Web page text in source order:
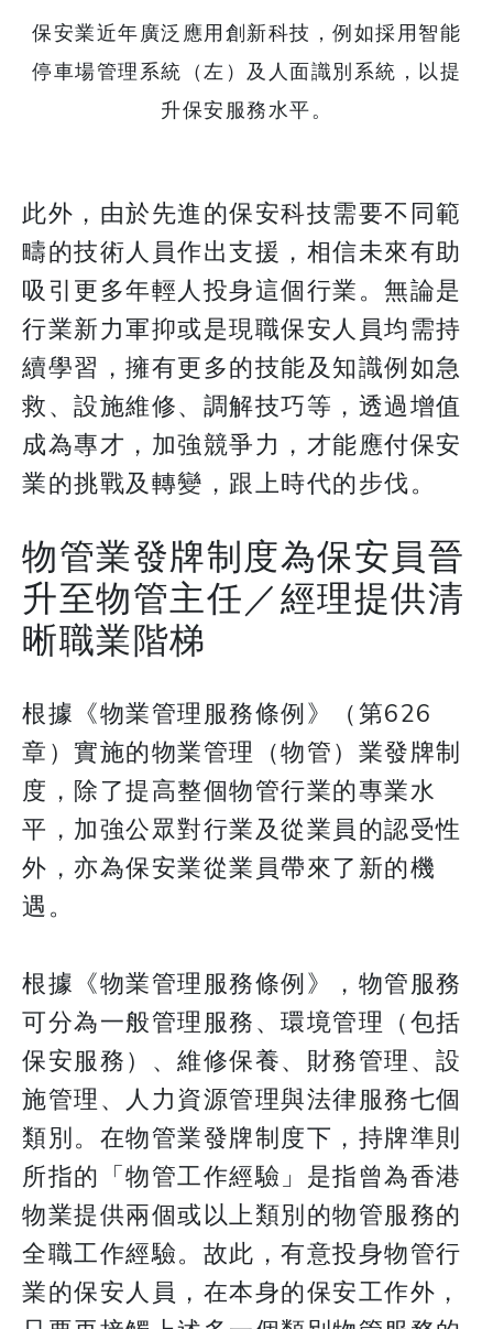
保安業近年廣泛應用創新科技，例如採用智能
停車場管理系統（左）及人面識別系統，以提
升保安服務水平。
此外，由於先進的保安科技需要不同範
疇的技術人員作出支援，相信未來有助
吸引更多年輕人投身這個行業。無論是
行業新力軍抑或是現職保安人員均需持
續學習，擁有更多的技能及知識例如急
救、設施維修、調解技巧等，透過增值
成為專才，加強競爭力，才能應付保安
業的挑戰及轉變，跟上時代的步伐。
物管業發牌制度為保安員晉
升至物管主任／經理提供清
晰職業階梯
根據《物業管理服務條例》（第626
章）實施的物業管理（物管）業發牌制
度，除了提高整個物管行業的專業水
平，加強公眾對行業及從業員的認受性
外，亦為保安業從業員帶來了新的機
遇。
根據《物業管理服務條例》，物管服務
可分為一般管理服務、環境管理（包括
保安服務）、維修保養、財務管理、設
施管理、人力資源管理與法律服務七個
類別。在物管業發牌制度下，持牌準則
所指的「物管工作經驗」是指曾為香港
物業提供兩個或以上類別的物管服務的
全職工作經驗。故此，有意投身物管行
業的保安人員，在本身的保安工作外，